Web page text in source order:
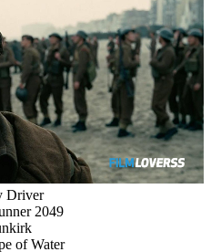
Driver
2049
of Water